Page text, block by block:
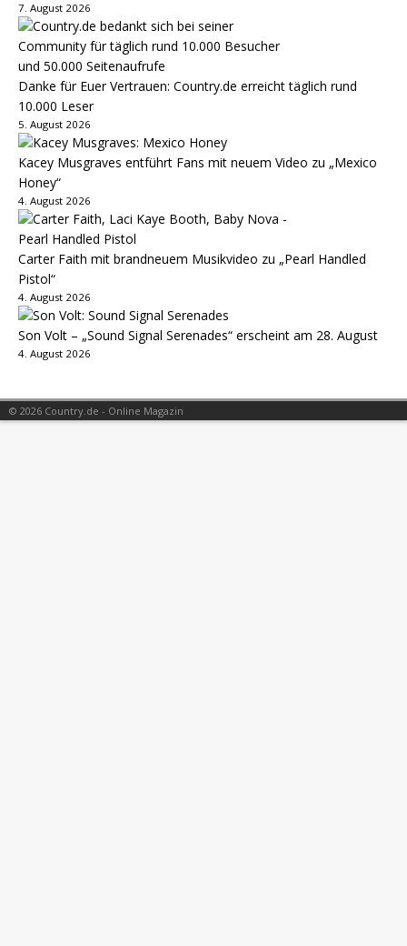
7. August 2026
Danke für Euer Vertrauen: Country.de erreicht täglich rund
10.000 Leser
5. August 2026
Kacey Musgraves entführt Fans mit neuem Video zu „Mexico
Honey“
4. August 2026
Carter Faith mit brandneuem Musikvideo zu „Pearl Handled
Pistol“
4. August 2026
Son Volt – „Sound Signal Serenades“ erscheint am 28. August
4. August 2026
© 2026 Country.de - Online Magazin